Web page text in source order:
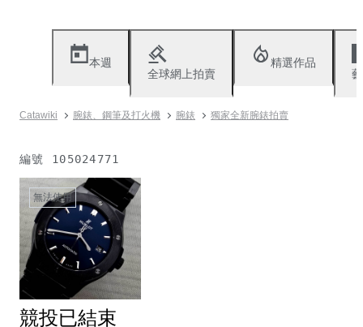
本週
全球網上拍賣
精選作品
Catawiki 腕錶、鋼筆及打火機 腕錶 獨家全新腕錶拍賣
編號 105024771
無法使用
競投已結束